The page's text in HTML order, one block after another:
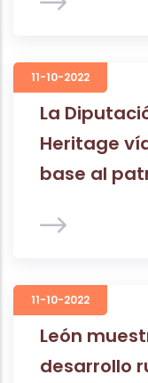
11-10-2022
La
Heritage
base al
11-10-2022
León
desarrollo